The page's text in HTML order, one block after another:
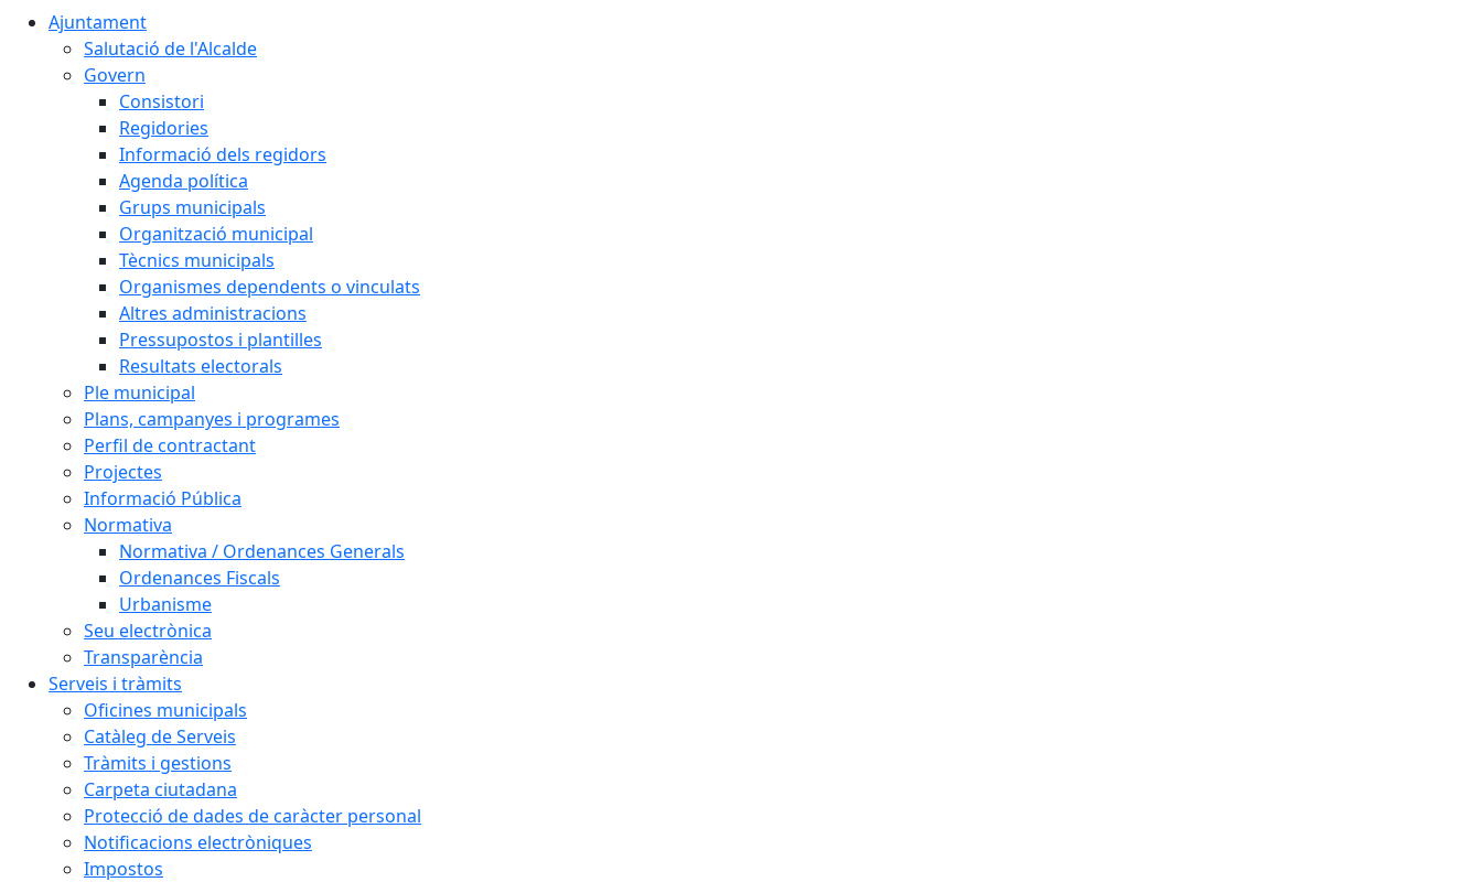
Ajuntament
Salutació de l'Alcalde
Govern
Consistori
Regidories
Informació dels regidors
Agenda política
Grups municipals
Organització municipal
Tècnics municipals
Organismes dependents o vinculats
Altres administracions
Pressupostos i plantilles
Resultats electorals
Ple municipal
Plans, campanyes i programes
Perfil de contractant
Projectes
Informació Pública
Normativa
Normativa / Ordenances Generals
Ordenances Fiscals
Urbanisme
Seu electrònica
Transparència
Serveis i tràmits
Oficines municipals
Catàleg de Serveis
Tràmits i gestions
Carpeta ciutadana
Protecció de dades de caràcter personal
Notificacions electròniques
Impostos